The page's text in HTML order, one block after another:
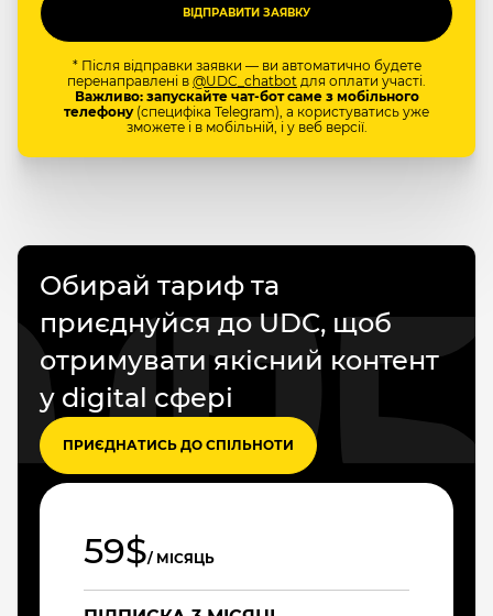
* Після відправки заявки — ви автоматично будете
перенаправлені в @UDC_chatbot для оплати участі.
Важливо: запускайте чат-бот саме з мобільного
телефону(специфіка Telegram), а користуватись уже
зможете і в мобільній, і у веб версії.
Обирай тариф та
приєднуйся до UDC, щоб
отримувати якісний контент
у digital сфері
ПРИЄДНАТИСЬ ДО СПІЛЬНОТИ
59$/ МІСЯЦЬ